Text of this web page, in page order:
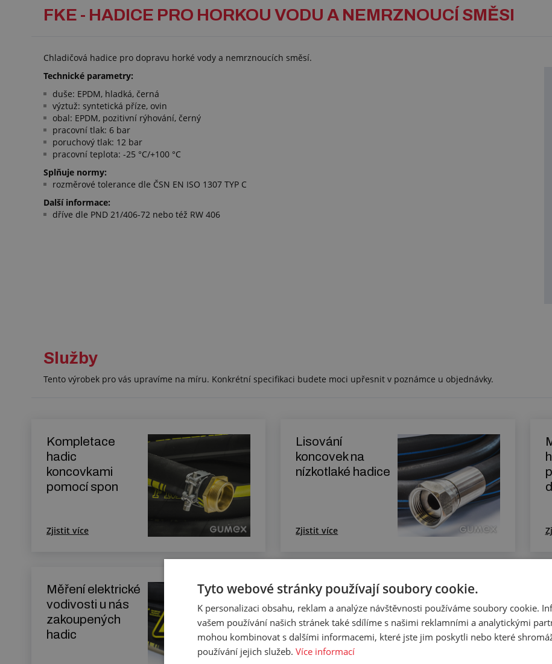
FKE - HADICE PRO HORKOU VODU A NEMRZNOUCÍ SMĚSI
Chladičová hadice pro dopravu horké vody a nemrznoucích směsí.
Technické parametry:
duše: EPDM, hladká, černá
výztuž: syntetická příze, ovin
obal: EPDM, pozitivní rýhování, černý
pracovní tlak: 6 bar
poruchový tlak: 12 bar
pracovní teplota: -25 °C/+100 °C
Splňuje normy:
rozměrové tolerance dle ČSN EN ISO 1307 TYP C
Další informace:
dříve dle PND 21/406-72 nebo též RW 406
Služby
Tento výrobek pro vás upravíme na míru. Konkrétní specifikaci budete moci upřesnit v poznámce u objednávky.
Kompletace
hadic
koncovkami
pomocí spon
Zjistit více
Lisování
koncovek na
nízkotlaké hadice
Zjistit více
Měření elektrické
vodivosti u nás
zakoupených
hadic
Provádění
tlakové zkoušky
hadic
Tyto webové stránky používají soubory cookie.
K personalizaci obsahu, reklam a analýze návštěvnosti používáme soubory cookie.
vašem používání našich stránek také sdílíme s našimi reklamními a analytickými
mohou kombinovat s dalšími informacemi, které jste jim poskytli nebo které
používání jejich služeb. Více informací